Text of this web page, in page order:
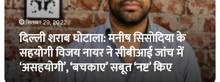
सहयोगी
विजय
नायर
ने
सीबीआई
जांच
‘असहयोगी’,
सितम्बर 29, 2022
दिल्ली शराब घोटाला: मनीष सिसोदिया के
सहयोगी विजय नायर ने सीबीआई जांच में
‘असहयोगी’, ‘बचकाए’ सबूत ‘नष्ट’ किए